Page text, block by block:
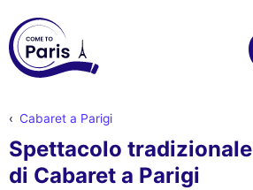
Cabaret a Parigi
Spettacolo tradizionale
di Cabaret a Parigi